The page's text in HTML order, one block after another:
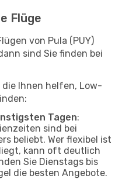
Flüge
von Pula (PUY)
sind Sie finden bei
Ihnen helfen, Low-
Tagen:
sind bei
beliebt. Wer flexibel ist
kann oft deutlich
Sie Dienstags bis
die besten Angebote.